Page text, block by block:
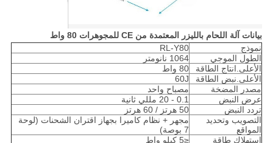
بيانات آلة اللحام بالليزر المعتمدة من CE للمجوهرات 80 واط
نموذج
RL-Y80
الطول الموجي
1064 نانومتر
الأعلى.انتاج الطاقة
80 واط
الأعلى.نبض الطاقة
60J
مصدر المضخة
مصباح واحد
عرض النبض
0.1 - 20 مللي ثانية
تردد النبض
50 هرتز / 60 هرتز
التصويب وتحديد
المواقع
مجهر + نظام كاميرا بجهاز اقتران الشحنات (لوحة
7 بوصة)
استهلاك طاقة
≤5 كيلو واط